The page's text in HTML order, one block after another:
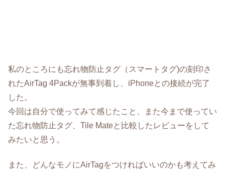
私のところにも忘れ物防止タグ（スマートタグ)の刻印さ
れたAirTag 4Packが無事到着し、iPhoneとの接続が完了
した。
今回は自分で使ってみて感じたこと、また今まで使ってい
た忘れ物防止タグ、Tile Mateと比較したレビューをして
みたいと思う。
また、どんなモノにAirTagをつければいいのかも考えてみ